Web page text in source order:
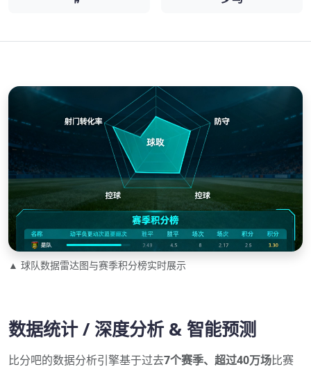
▲ 球队数据雷达图与赛季积分榜实时展示
数据统计 / 深度分析 & 智能预测
比分吧的数据分析引擎基于过去7个赛季、超过40万场比赛